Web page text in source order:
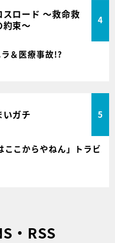
スロード ～救命救
約束～
4
＆医療事故!?
いガチ 5
ここからやねん」トラビ
・RSS